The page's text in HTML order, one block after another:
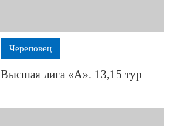
Череповец
Высшая лига «А». 13,15 тур